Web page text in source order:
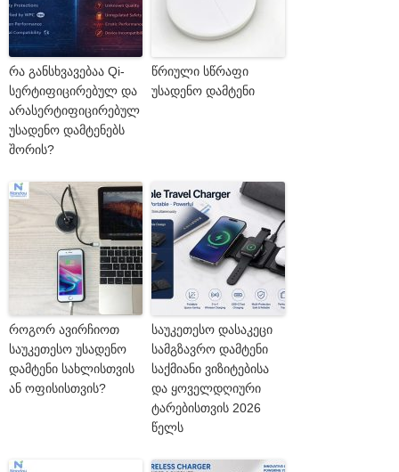
რა განსხვავებაა Qi-
სერტიფიცირებულ და
არასერტიფიცირებულ
უსადენო დამტენებს
შორის?
წრიული სწრაფი
უსადენო დამტენი
როგორ ავირჩიოთ
საუკეთესო უსადენო
დამტენი სახლისთვის
ან ოფისისთვის?
საუკეთესო დასაკეცი
სამგზავრო დამტენი
საქმიანი ვიზიტებისა
და ყოველდღიური
ტარებისთვის 2026
წელს